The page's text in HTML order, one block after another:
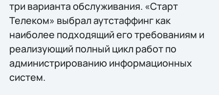
три варианта обслуживания. «Старт
Телеком» выбрал аутстаффинг как
наиболее подходящий его требованиям и
реализующий полный цикл работ по
администрированию информационных
систем.